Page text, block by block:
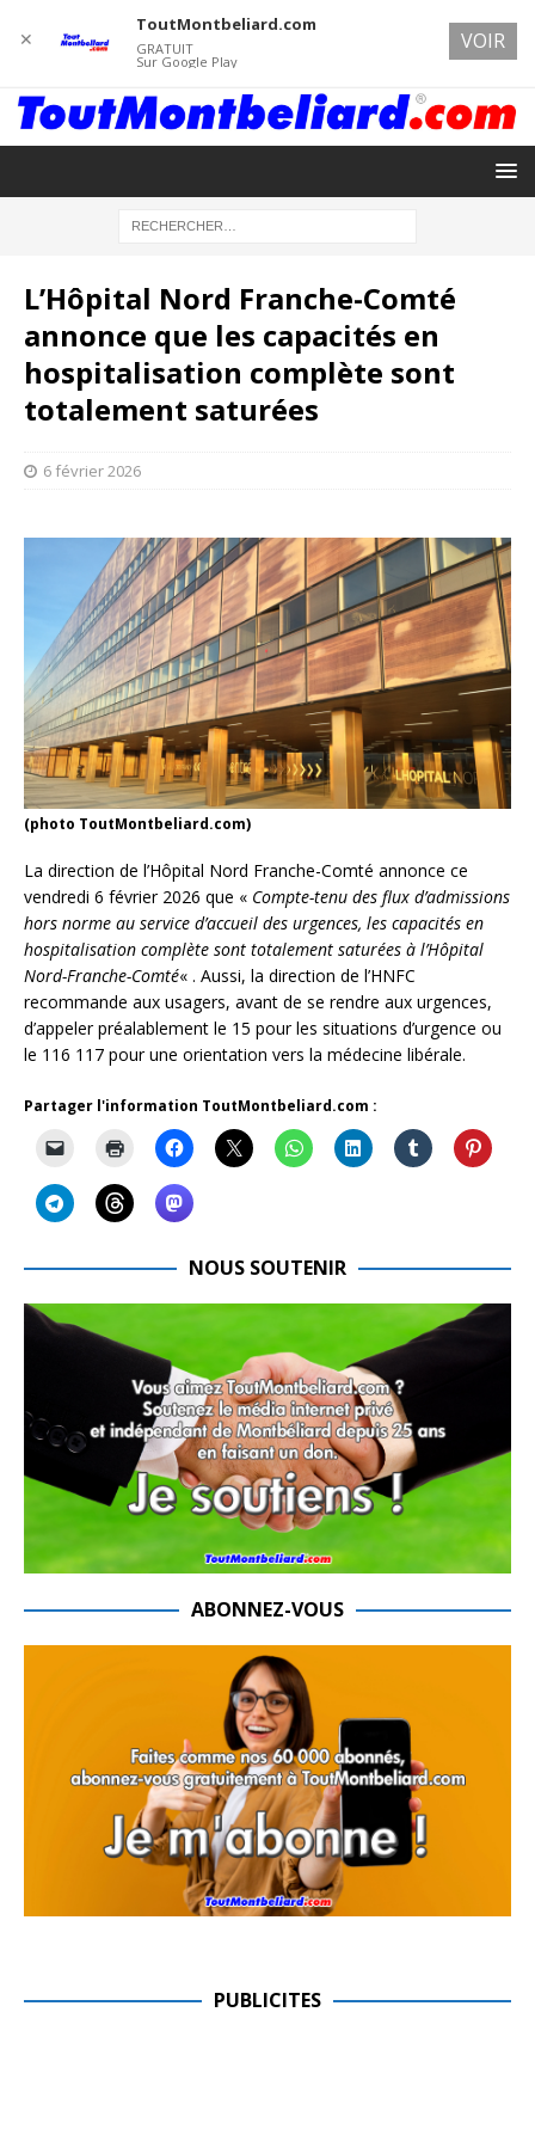
L’Hôpital Nord Franche-Comté
annonce que les capacités en
hospitalisation complète sont
totalement saturées
6 février 2026
(photo ToutMontbeliard.com)
La direction de l’Hôpital Nord Franche-Comté annonce ce
vendredi 6 février 2026 que « Compte-tenu des flux d’admissions
hors norme au service d’accueil des urgences, les capacités en
hospitalisation complète sont totalement saturées à l’Hôpital
Nord-Franche-Comté« . Aussi, la direction de l’HNFC
recommande aux usagers, avant de se rendre aux urgences,
d’appeler préalablement le 15 pour les situations d’urgence ou
le 116 117 pour une orientation vers la médecine libérale.
Partager l'information ToutMontbeliard.com :
NOUS SOUTENIR
ABONNEZ-VOUS
PUBLICITES
✕
ToutMontbeliard.com
GRATUIT
Sur Google Play
VOIR